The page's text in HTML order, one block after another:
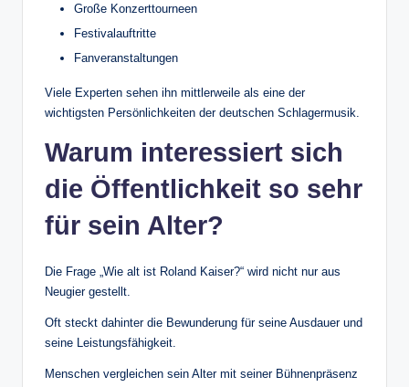
Große Konzerttourneen
Festivalauftritte
Fanveranstaltungen
Viele Experten sehen ihn mittlerweile als eine der
wichtigsten Persönlichkeiten der deutschen Schlagermusik.
Warum interessiert sich
die Öffentlichkeit so sehr
für sein Alter?
Die Frage „Wie alt ist Roland Kaiser?“ wird nicht nur aus
Neugier gestellt.
Oft steckt dahinter die Bewunderung für seine Ausdauer und
seine Leistungsfähigkeit.
Menschen vergleichen sein Alter mit seiner Bühnenpräsenz